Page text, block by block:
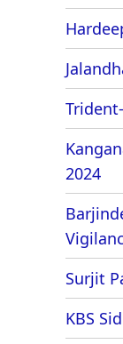
2024
Surjit
KBS